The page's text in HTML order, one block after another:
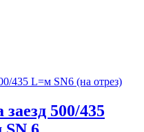
500/435